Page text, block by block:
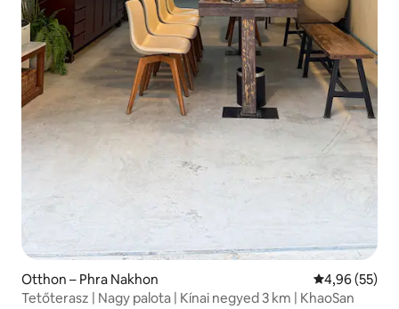
Otthon – Phra Nakhon Átlagos
4,96 (55)
Tetőterasz | Nagy palota | Kínai negyed 3 km | KhaoSan